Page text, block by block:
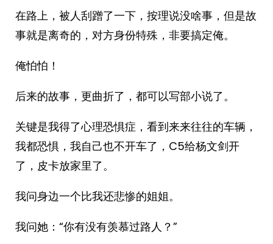
在路上，被人刮蹭了一下，按理说没啥事，但是故
事就是离奇的，对方身份特殊，非要搞定俺。
俺怕怕！
后来的故事，更曲折了，都可以写部小说了。
关键是我得了心理恐惧症，看到来来往往的车辆，
我都恐惧，我自己也不开车了，C5给杨文剑开
了，皮卡放家里了。
我问身边一个比我还悲惨的姐姐。
我问她：“你有没有羡慕过路人？”